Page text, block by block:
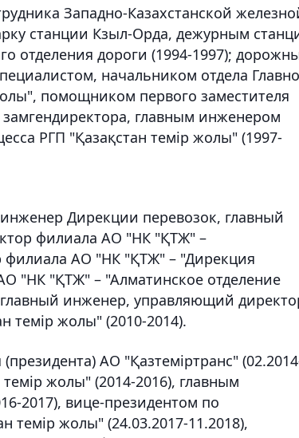
Западно-Казахстанской
станции Кзыл-Орда, дежурным
отделения дороги (1994-1997);
начальником отдела
помощником первого заместителя
главным инженером
РГП "Қазақстан темір жолы" (1997-
Дирекции перевозок, главный
филиала АО "НК "ҚТЖ" –
филиала АО "НК "ҚТЖ" – "Дирекция
"НК "ҚТЖ" – "Алматинское отделение
инженер, управляющий
темір жолы" (2010-2014).
АО "Қазтеміртранс"
жолы" (2014-2016), главным
2017), вице-президентом по
темір жолы" (24.03.2017-11.2018),